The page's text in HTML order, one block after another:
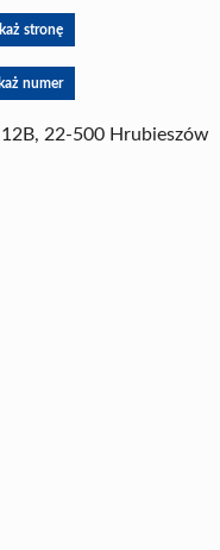
stronę
numer
22-500 Hrubieszów